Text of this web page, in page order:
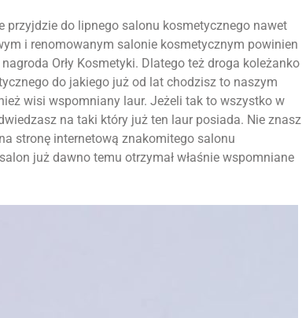
do lipnego salonu kosmetycznego nawet
i renomowanym salonie kosmetycznym powinien
Orły Kosmetyki. Dlatego też droga koleżanko
do jakiego już od lat chodzisz to naszym
wisi wspomniany laur. Jeżeli tak to wszystko w
na taki który już ten laur posiada. Nie znasz
stronę internetową znakomitego salonu
już dawno temu otrzymał właśnie wspomniane